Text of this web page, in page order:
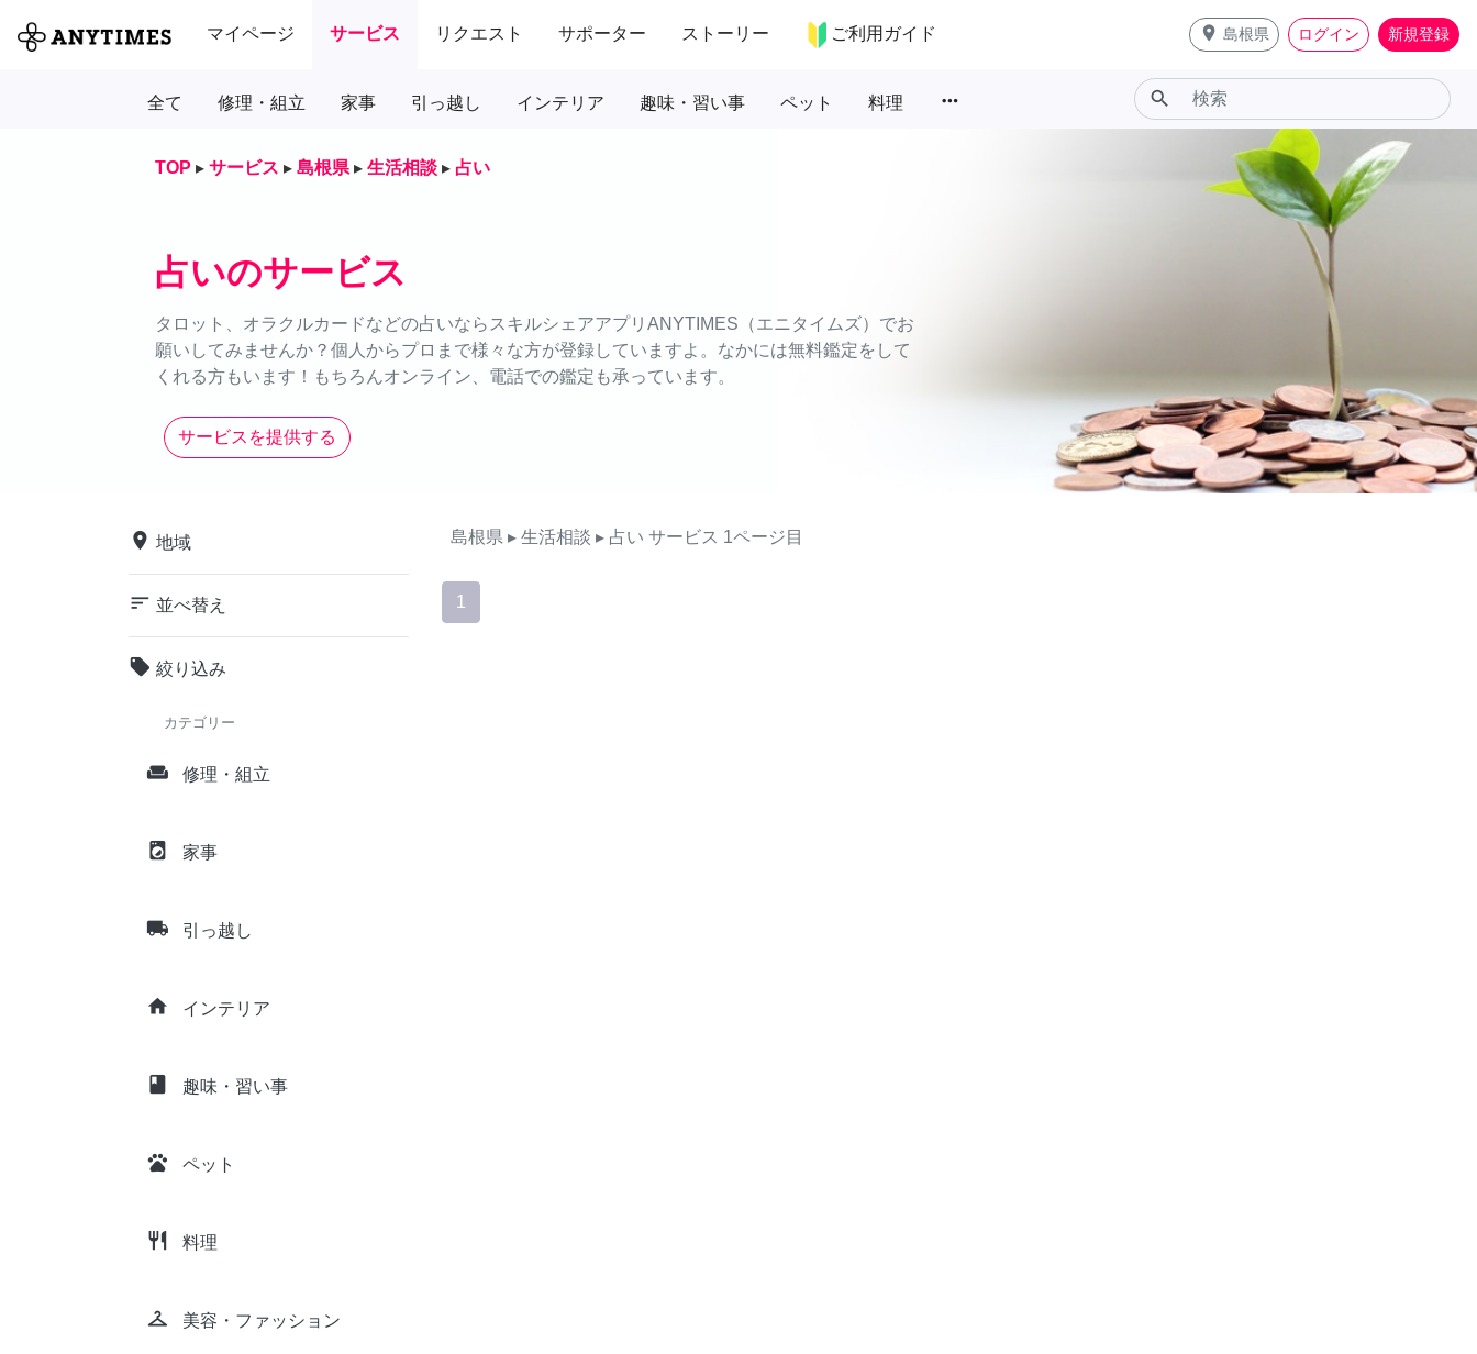
マイページ サービス リクエスト サポーター ストーリー ご利用ガイド place 島根県 ログイン 新規登録
全て 修理・組立 家事 引っ越し インテリア 趣味・習い事 ペット 料理 more_horiz search
TOP ▸ サービス ▸ 島根県 ▸ 生活相談 ▸ 占い
占いのサービス
タロット、オラクルカードなどの占いならスキルシェアアプリANYTIMES（エニタイムズ）でお
願いしてみませんか？個人からプロまで様々な方が登録していますよ。なかには無料鑑定をして
くれる方もいます！もちろんオンライン、電話での鑑定も承っています。
サービスを提供する
place 地域
sort 並べ替え
local_offer 絞り込み
カテゴリー
weekend 修理・組立
local_laundry_service 家事
local_shipping 引っ越し
home インテリア
class 趣味・習い事
pets ペット
restaurant 料理
checkroom 美容・ファッション
島根県 ▸ 生活相談 ▸ 占い サービス 1ページ目
1